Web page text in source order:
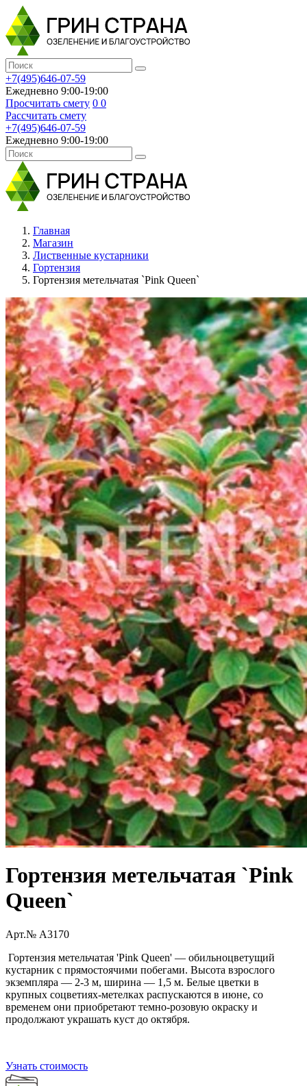
+7(495)646-07-59
Ежедневно 9:00-19:00
Просчитать смету 0 0
Рассчитать смету
+7(495)646-07-59
Ежедневно 9:00-19:00
Главная
Магазин
Лиственные кустарники
Гортензия
Гортензия метельчатая `Pink Queen`
Гортензия метельчатая `Pink
Queen`
Арт.№ A3170
Гортензия метельчатая 'Pink Queen' — обильноцветущий
кустарник с прямостоячими побегами. Высота взрослого
экземпляра — 2-3 м, ширина — 1,5 м. Белые цветки в
крупных соцветиях-метелках распускаются в июне, со
временем они приобретают темно-розовую окраску и
продолжают украшать куст до октября.
Узнать стоимость